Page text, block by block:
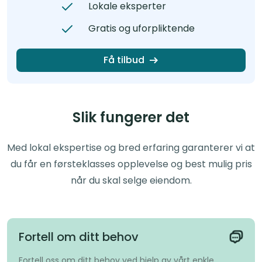
Lokale eksperter
Gratis og uforpliktende
Få tilbud
Slik fungerer det
Med lokal ekspertise og bred erfaring garanterer vi at
du får en førsteklasses opplevelse og best mulig pris
når du skal selge eiendom.
Fortell om ditt behov